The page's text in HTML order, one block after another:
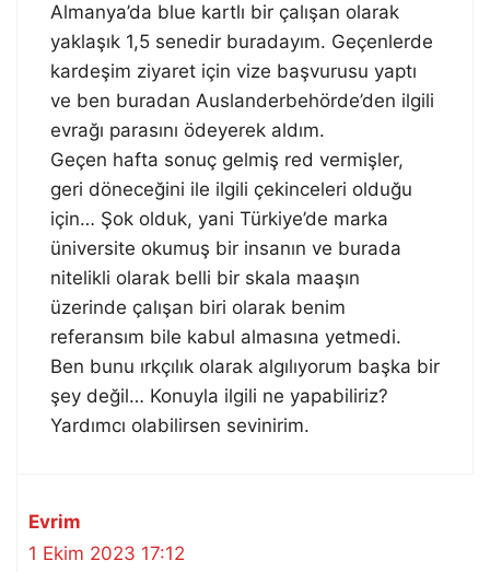
Almanya’da blue kartlı bir çalışan olarak
yaklaşık 1,5 senedir buradayım. Geçenlerde
kardeşim ziyaret için vize başvurusu yaptı
ve ben buradan Auslanderbehörde’den ilgili
evrağı parasını ödeyerek aldım.
Geçen hafta sonuç gelmiş red vermişler,
geri döneceğini ile ilgili çekinceleri olduğu
için… Şok olduk, yani Türkiye’de marka
üniversite okumuş bir insanın ve burada
nitelikli olarak belli bir skala maaşın
üzerinde çalışan biri olarak benim
referansım bile kabul almasına yetmedi.
Ben bunu ırkçılık olarak algılıyorum başka bir
şey değil… Konuyla ilgili ne yapabiliriz?
Yardımcı olabilirsen sevinirim.
Evrim
1 Ekim 2023 17:12